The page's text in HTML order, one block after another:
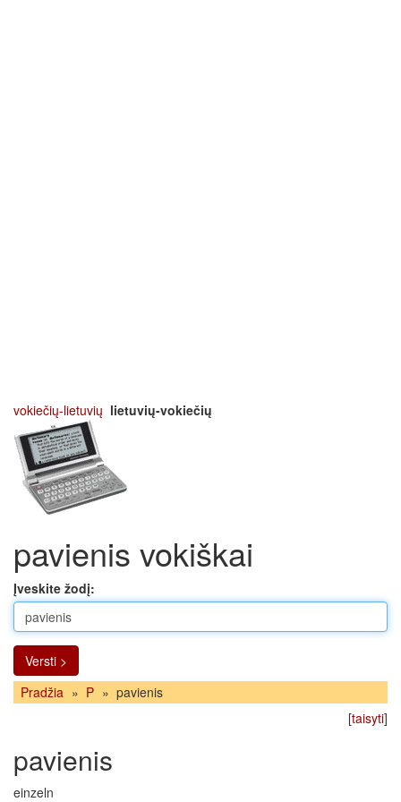
vokiečių-lietuvių lietuvių-vokiečių
pavienis vokiškai
Įveskite žodį:
Versti >
Pradžia » P » pavienis
[taisyti]
pavienis
einzeln